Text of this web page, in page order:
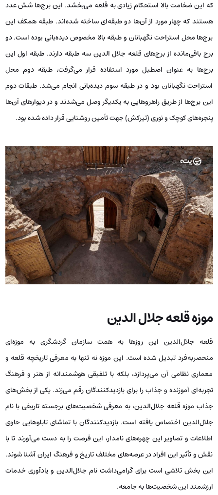
که این ضخامت بالا استحکام زیادی به قلعه می‌بخشد. این برج‌ها شش عدد
هستند که چهار مورد از آن‌ها دو طبقه‌ای ساخته شده‌اند. طبقه همکف این
برج‌ها محل استراحت نگهبانان و طبقه بالا مخصوص دیده‌بانی بوده است. دو
برج باقی‌مانده از برج‌های قلعه جلال‌ الدین سه طبقه دارند. طبقه اول این
برج‌ها به عنوان اصطبل مورد استفاده قرار می‌گرفت، طبقه دوم محل
استراحت نگهبانان بود و در طبقه سوم دیده‌بانی انجام می‌شد. طبقات دوم
این برج‌ها از طریق راهروهایی به یکدیگر وصل می‌شدند و در دیوارهای آن‌ها
پنجره‌های کوچک و نوری (تیرکش) جهت تأمین روشنایی قرار داده شده بود.
موزه قلعه جلال الدین
قلعه‌ جلال‌الدین این روزها به همت سازمان گردشگری به موزه‌ای
منحصربه‌فرد تبدیل شده است. این موزه نه تنها به معرفی تاریخچه قلعه و
معماری نظامی آن می‌پردازد، بلکه با تلفیقی هوشمندانه از هنر و فرهنگ
تجربه‌ای آموزنده و جذاب را برای بازدیدکنندگان رقم می‌زند. یکی از بخش‌های
جذاب موزه قلعه جلال‌الدین، به معرفی شخصیت‌های برجسته تاریخی با نام
جلال‌الدین اختصاص یافته است. بازدیدکنندگان با تماشای تابلوهایی حاوی
اطلاعات و تصاویر این چهره‌های نامدار، این فرصت را به دست می‌آورند تا با
نقش و تأثیر این افراد در عرصه‌های مختلف تاریخ و فرهنگ ایران آشنا شوند.
این بخش تلاشی است برای گرامی‌داشت نام جلال‌الدین و یادآوری خدمات
ارزشمند این شخصیت‌ها به جامعه.